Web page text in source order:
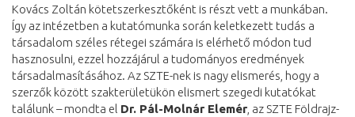
Kovács Zoltán kötetszerkesztőként is részt vett a munkában.
Így az intézetben a kutatómunka során keletkezett tudás a
társadalom széles rétegei számára is elérhető módon tud
hasznosulni, ezzel hozzájárul a tudományos eredmények
társadalmasításához. Az SZTE-nek is nagy elismerés, hogy a
szerzők között szakterületükön elismert szegedi kutatókat
találunk – mondta el Dr. Pál-Molnár Elemér , az SZTE Földrajz-